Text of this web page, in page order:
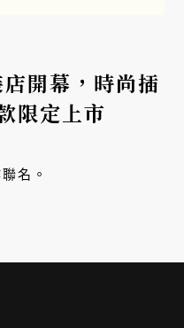
開幕，時尚插
限定上市
名。